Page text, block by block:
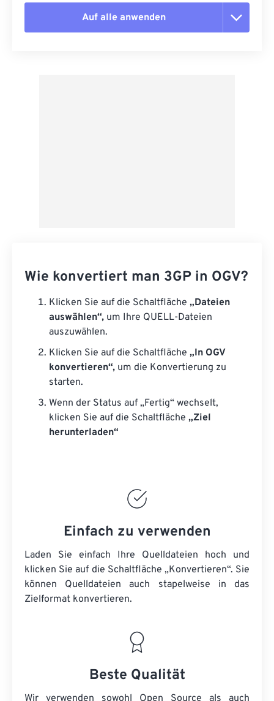
Auf alle anwenden
Wie konvertiert man 3GP in OGV?
Klicken Sie auf die Schaltfläche „Dateien
auswählen“, um Ihre QUELL-Dateien
auszuwählen.
Klicken Sie auf die Schaltfläche „In OGV
konvertieren“, um die Konvertierung zu
starten.
Wenn der Status auf „Fertig“ wechselt,
klicken Sie auf die Schaltfläche „Ziel
herunterladen“
Einfach zu verwenden
Laden Sie einfach Ihre Quelldateien hoch und
klicken Sie auf die Schaltfläche „Konvertieren“. Sie
können Quelldateien auch stapelweise in das
Zielformat konvertieren.
Beste Qualität
Wir verwenden sowohl Open Source als auch